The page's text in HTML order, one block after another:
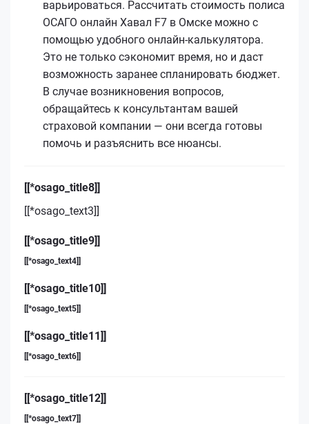
варьироваться. Рассчитать стоимость полиса
ОСАГО онлайн Хавал F7 в Омске можно с
помощью удобного онлайн-калькулятора.
Это не только сэкономит время, но и даст
возможность заранее спланировать бюджет.
В случае возникновения вопросов,
обращайтесь к консультантам вашей
страховой компании — они всегда готовы
помочь и разъяснить все нюансы.
[[*osago_title8]]
[[*osago_text3]]
[[*osago_title9]]
[[*osago_text4]]
[[*osago_title10]]
[[*osago_text5]]
[[*osago_title11]]
[[*osago_text6]]
[[*osago_title12]]
[[*osago_text7]]